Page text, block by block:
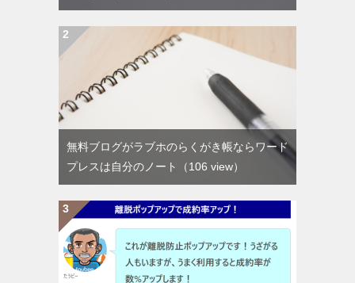
無料ブログがラブホのらくがき帳ならワード
プレスは自分のノート
（106 view）